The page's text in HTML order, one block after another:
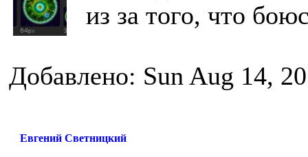
из за того, что
Добавлено: Sun Aug 14,
Евгений Светницкий